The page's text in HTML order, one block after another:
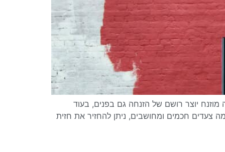
יוצר רושם של הזנחה גם בפנים, בעוד
צעדים חכמים ומחושבים, ניתן להחזיר את חזית